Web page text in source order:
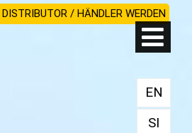
EN
SI
/ HÄNDLER WERDEN